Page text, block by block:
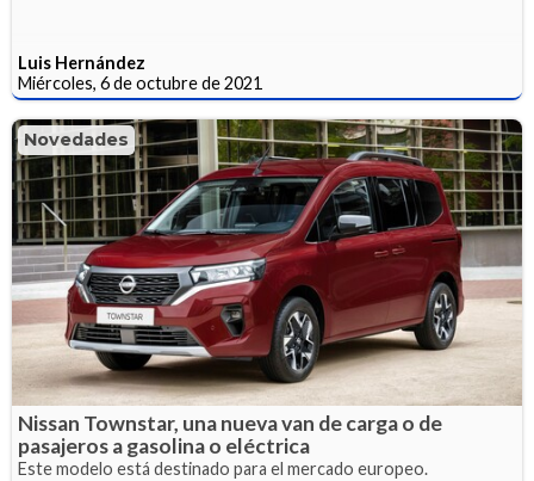
Luis Hernández
Miércoles, 6 de octubre de 2021
Novedades
Nissan Townstar, una nueva van de carga o de
pasajeros a gasolina o eléctrica
Este modelo está destinado para el mercado europeo.